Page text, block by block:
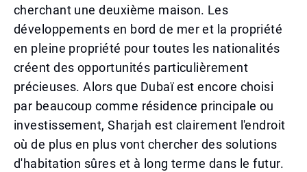
cherchant une deuxième maison. Les
développements en bord de mer et la propriété
en pleine propriété pour toutes les nationalités
créent des opportunités particulièrement
précieuses. Alors que Dubaï est encore choisi
par beaucoup comme résidence principale ou
investissement, Sharjah est clairement l'endroit
où de plus en plus vont chercher des solutions
d'habitation sûres et à long terme dans le futur.